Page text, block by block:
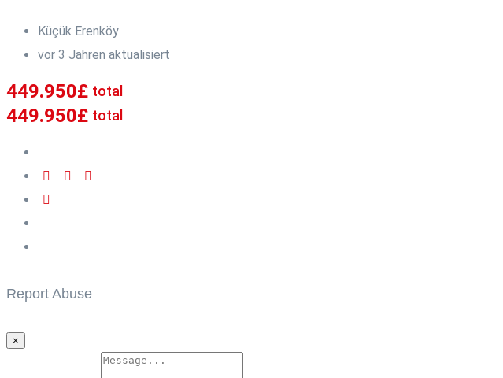
Küçük Erenköy
vor 3 Jahren aktualisiert
449.950£ total
449.950£ total
Report Abuse
×